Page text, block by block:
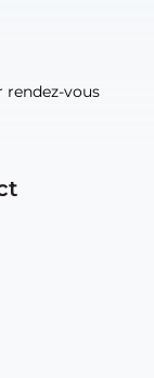
rendez-vous
rendez-vous